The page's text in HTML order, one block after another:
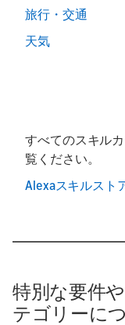
旅行・交通
天気
すべてのスキル
覧ください。
Alexaスキルスト
特別な要件
テゴリーに